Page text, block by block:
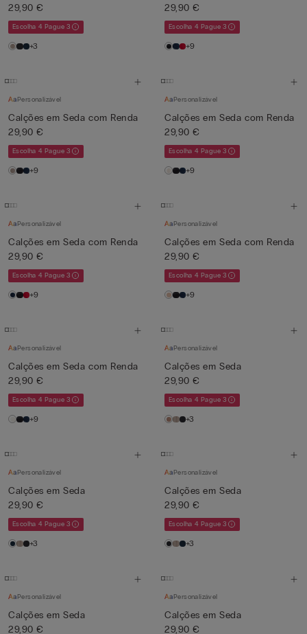
29,90 €
Escolha 4 Pague 3
+3
29,90 €
Escolha 4 Pague 3
+9
Personalizável
Calções em Seda com Renda
29,90 €
Escolha 4 Pague 3
+9
Personalizável
Calções em Seda com Renda
29,90 €
Escolha 4 Pague 3
+9
Personalizável
Calções em Seda com Renda
29,90 €
Escolha 4 Pague 3
+9
Personalizável
Calções em Seda com Renda
29,90 €
Escolha 4 Pague 3
+9
Personalizável
Calções em Seda com Renda
29,90 €
Escolha 4 Pague 3
+9
Personalizável
Calções em Seda
29,90 €
Escolha 4 Pague 3
+3
Personalizável
Calções em Seda
29,90 €
Escolha 4 Pague 3
+3
Personalizável
Calções em Seda
29,90 €
Escolha 4 Pague 3
+3
Personalizável
Calções em Seda
29,90 €
Personalizável
Calções em Seda
29,90 €